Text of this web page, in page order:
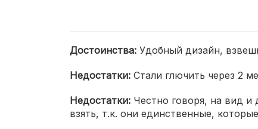
Достоинства: Удобный дизайн,
Недостатки: Стали глючить через 2
Недостатки: Честно говоря, на вид
взять, т.к. они единственные,